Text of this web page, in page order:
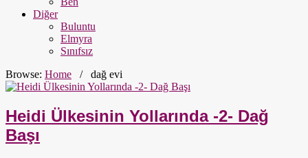
Diğer
Buluntu
Elmyra
Sınıfsız
Browse: Home / dağ evi
Heidi Ülkesinin Yollarında -2- Dağ
Başı